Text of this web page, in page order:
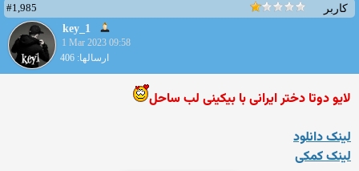
کاربر
#1,985
key_1
1 Mar 2023 09:58
ارسالها: 406
لایو دوتا دختر ایرانی با بیکینی لب ساحل
لینک دانلود
لینک کمکی